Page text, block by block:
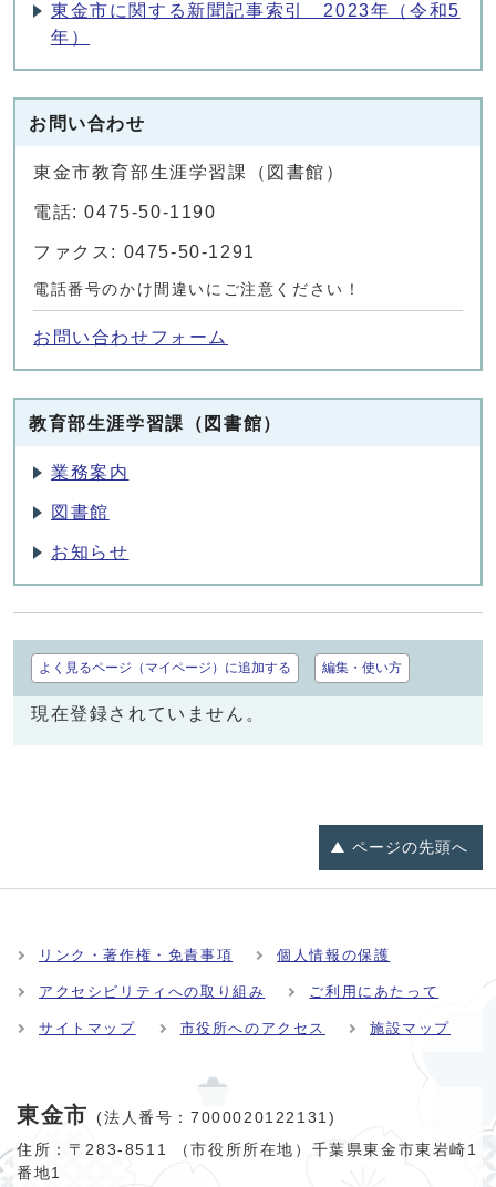
東金市に関する新聞記事索引 2023年（令和5
年）
お問い合わせ
東金市教育部生涯学習課（図書館）
電話: 0475-50-1190
ファクス: 0475-50-1291
電話番号のかけ間違いにご注意ください！
お問い合わせフォーム
教育部生涯学習課（図書館）
業務案内
図書館
お知らせ
よく見るページ（マイページ）に追加する 編集・使い方
現在登録されていません。
ページの先頭へ
リンク・著作権・免責事項 個人情報の保護
アクセシビリティへの取り組み ご利用にあたって
サイトマップ 市役所へのアクセス 施設マップ
東金市
(法人番号：7000020122131)
住所：〒283-8511 （市役所所在地）千葉県東金市東岩崎1
番地1